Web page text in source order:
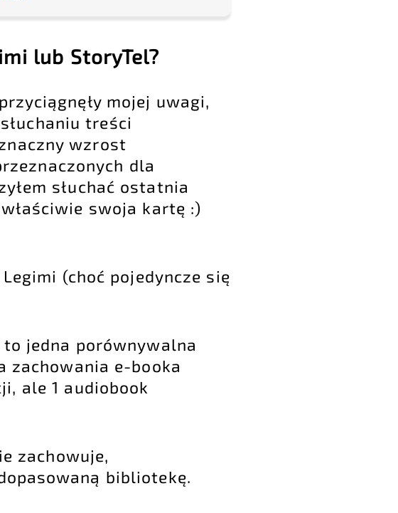
lub StoryTel?
mojej uwagi,
treści
wzrost
dla
słuchać ostatnia
swoja kartę :)
(choć pojedyncze się
jedna porównywalna
zachowania e-booka
ale 1 audiobook
zachowuje,
bibliotekę.